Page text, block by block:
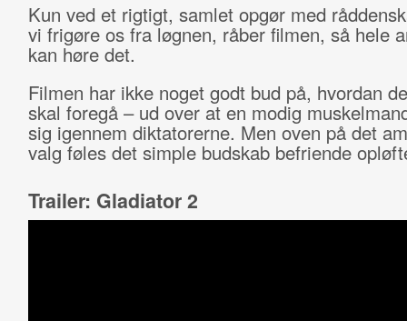
Kun ved et rigtigt, samlet opgør med
vi frigøre os fra løgnen, råber filmen, så hele
kan høre det.
Filmen har ikke noget godt bud på, hvordan
skal foregå – ud over at en modig
sig igennem diktatorerne. Men oven på det
valg føles det simple budskab befriende
Trailer: Gladiator 2